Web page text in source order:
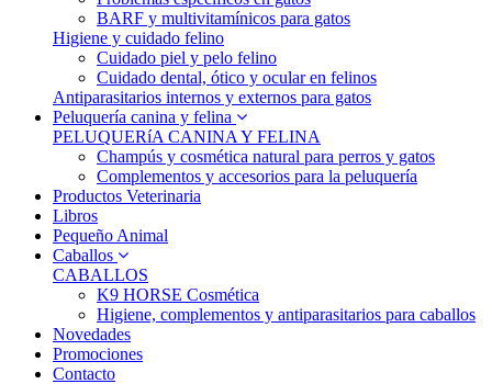
BARF y multivitamínicos para gatos
Higiene y cuidado felino
Cuidado piel y pelo felino
Cuidado dental, ótico y ocular en felinos
Antiparasitarios internos y externos para gatos
Peluquería canina y felina
PELUQUERíA CANINA Y FELINA
Champús y cosmética natural para perros y gatos
Complementos y accesorios para la peluquería
Productos Veterinaria
Libros
Pequeño Animal
Caballos
CABALLOS
K9 HORSE Cosmética
Higiene, complementos y antiparasitarios para caballos
Novedades
Promociones
Contacto